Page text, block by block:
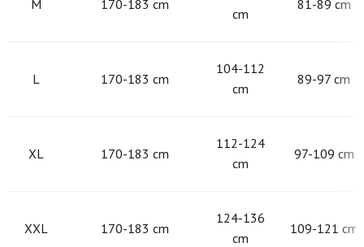
M 170-183 cm
cm
81-89 cm
L 170-183 cm
104-112
cm
89-97 cm
XL 170-183 cm
112-124
cm
97-109 cm
XXL 170-183 cm
124-136
cm
109-121 cm